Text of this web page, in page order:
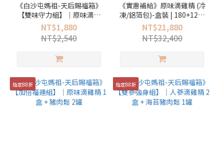
《白沙屯媽祖-天后賜福箱》
【雙味守力組】｜原味滴雞
精 1盒 + 豬肉鬆 2罐 (原味、
海苔各1)
NT$1,880
NT$2,540
《實惠補給》原味滴雞精 (冷
凍/鋁箔包)-盒裝 | 180+12入
(一次寄出不寄庫)
NT$21,880
NT$32,400
指定88折 指定88折